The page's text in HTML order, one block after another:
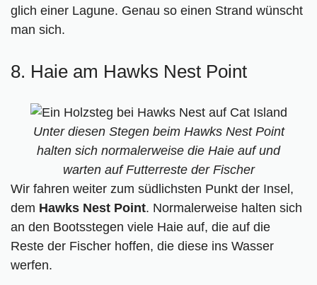
glich einer Lagune. Genau so einen Strand wünscht
man sich.
8. Haie am Hawks Nest Point
Unter diesen Stegen beim Hawks Nest Point
halten sich normalerweise die Haie auf und
warten auf Futterreste der Fischer
Wir fahren weiter zum südlichsten Punkt der Insel,
dem Hawks Nest Point. Normalerweise halten sich
an den Bootsstegen viele Haie auf, die auf die
Reste der Fischer hoffen, die diese ins Wasser
werfen.